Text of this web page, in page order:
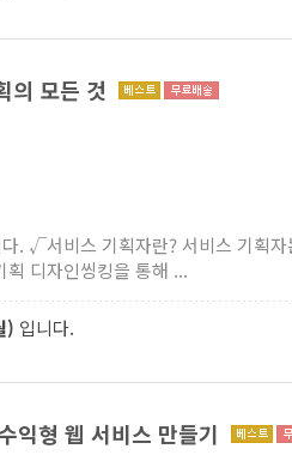
의 모든 것
. √서비스 기획자란? 서비스 기획
디자인씽킹을 통해 ...
) 입니다.
익형 웹 서비스 만들기